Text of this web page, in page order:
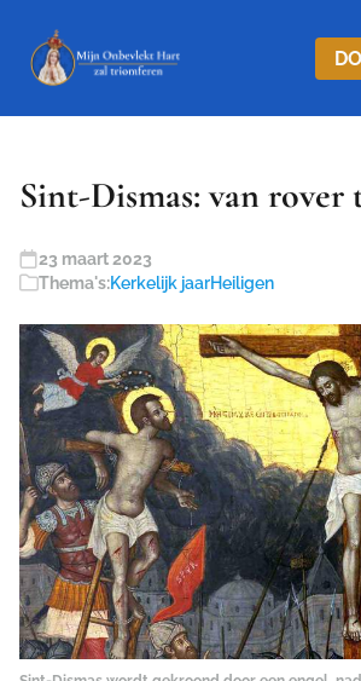
Sint-Dismas: van
23 maart 2023
Thema's:Kerkelijk jaarHeiligen